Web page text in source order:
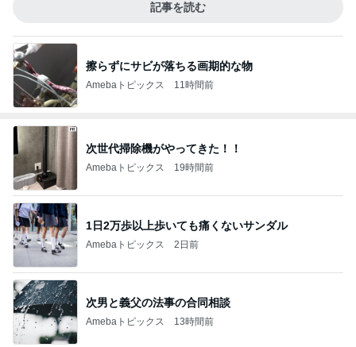
記事を読む
擦らずにサビが落ちる画期的な物
Amebaトピックス 11時間前
次世代掃除機がやってきた！！
Amebaトピックス 19時間前
1日2万歩以上歩いても痛くないサンダル
Amebaトピックス 2日前
次男と義父の法事の合同相談
Amebaトピックス 13時間前